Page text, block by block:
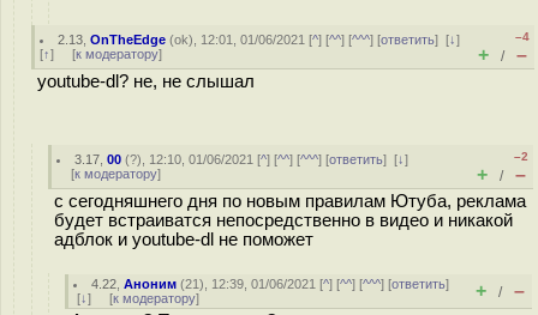
2.13 ,OnTheEdge (ok), 12:01, 01/06/2021 [^] [^^] [^^^] [ответить][↓]
[↑] [к модератору]
–4
+ / –
youtube-dl? не, не слышал
3.17 ,00 (?), 12:10, 01/06/2021 [^] [^^] [^^^] [ответить][↓]
[к модератору]
–2
+ / –
с сегодняшнего дня по новым правилам Ютуба, реклама
будет встраиватся непосредственно в видео и никакой
адблок и youtube-dl не поможет
4.22 ,Аноним (21), 12:39, 01/06/2021 [^] [^^] [^^^] [ответить]
[↓] [к модератору] + / –